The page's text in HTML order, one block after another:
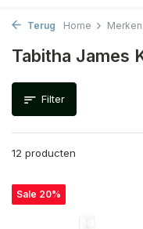
Terug Home Merken
Tabitha James
Filter
12 producten
Sale 20%